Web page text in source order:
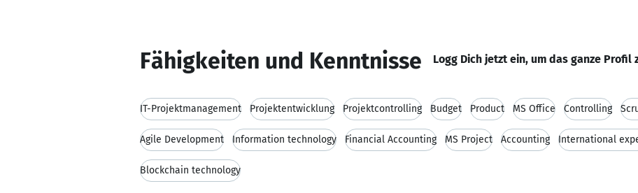
Fähigkeiten und Kenntnisse Logg Dich jetzt ein, um das ganze Profil
IT-Projektmanagement Projektentwicklung Projektcontrolling Budget Product MS Office Controlling
Agile Development Information technology Financial Accounting MS Project Accounting International
Blockchain technology